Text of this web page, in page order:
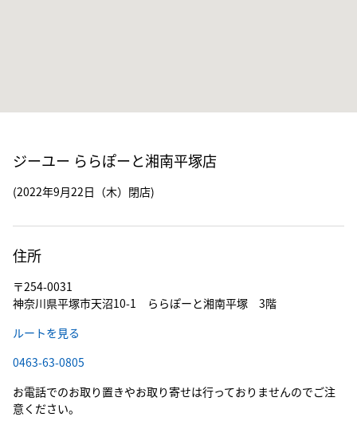
ジーユー ららぽーと湘南平塚店
(2022年9月22日（木）閉店)
住所
〒254-0031
神奈川県平塚市天沼10-1 ららぽーと湘南平塚 3階
ルートを見る
0463-63-0805
お電話でのお取り置きやお取り寄せは行っておりませんのでご注
意ください。